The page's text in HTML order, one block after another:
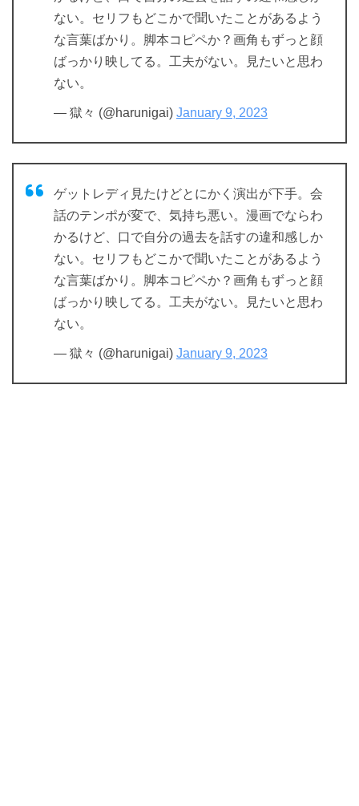
ない。セリフもどこかで聞いたことがあるよう
な言葉ばかり。脚本コピペか？画角もずっと顔
ばっかり映してる。工夫がない。見たいと思わ
ない。
— 獄々 (@harunigai) January 9, 2023
ゲットレディ見たけどとにかく演出が下手。会
話のテンポが変で、気持ち悪い。漫画でならわ
かるけど、口で自分の過去を話すの違和感しか
ない。セリフもどこかで聞いたことがあるよう
な言葉ばかり。脚本コピペか？画角もずっと顔
ばっかり映してる。工夫がない。見たいと思わ
ない。
— 獄々 (@harunigai) January 9, 2023